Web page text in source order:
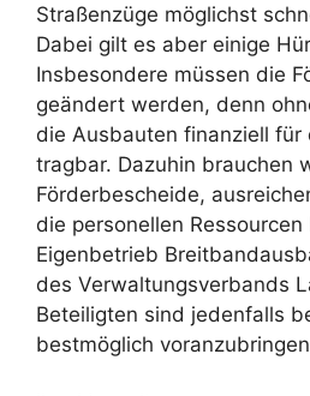
Straßenzüge möglichst
Dabei gilt es aber einige
Insbesondere müssen die
geändert werden, denn
die Ausbauten finanziell für
tragbar. Dazuhin brauchen
Förderbescheide,
die personellen
Eigenbetrieb
des Verwaltungsverbands
Beteiligten sind jedenfalls
bestmöglich